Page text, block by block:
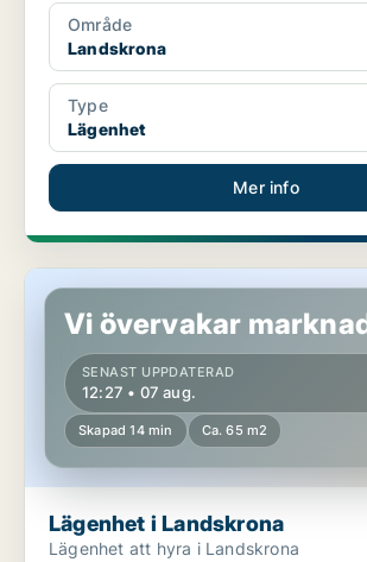
Område
Landskrona
Type
Lägenhet
Mer info
Lägenhet i Landskrona
Vi övervakar
SENAST UPPDATERAD
12:27 • 07 aug.
Skapad 14 min Ca. 65 m2
Lägenhet i Landskrona
Lägenhet att hyra i Landskrona